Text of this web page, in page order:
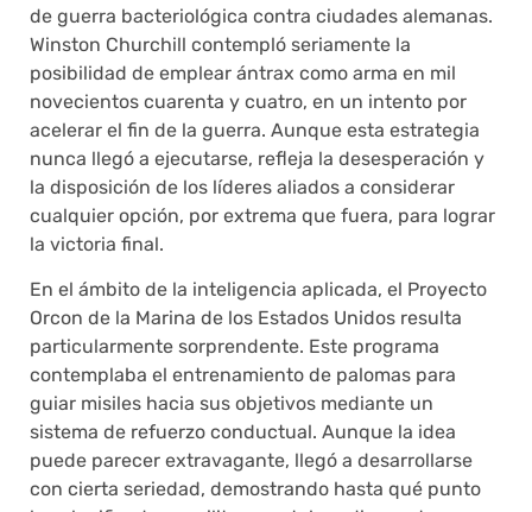
de guerra bacteriológica contra ciudades alemanas.
Winston Churchill contempló seriamente la
posibilidad de emplear ántrax como arma en mil
novecientos cuarenta y cuatro, en un intento por
acelerar el fin de la guerra. Aunque esta estrategia
nunca llegó a ejecutarse, refleja la desesperación y
la disposición de los líderes aliados a considerar
cualquier opción, por extrema que fuera, para lograr
la victoria final.
En el ámbito de la inteligencia aplicada, el Proyecto
Orcon de la Marina de los Estados Unidos resulta
particularmente sorprendente. Este programa
contemplaba el entrenamiento de palomas para
guiar misiles hacia sus objetivos mediante un
sistema de refuerzo conductual. Aunque la idea
puede parecer extravagante, llegó a desarrollarse
con cierta seriedad, demostrando hasta qué punto